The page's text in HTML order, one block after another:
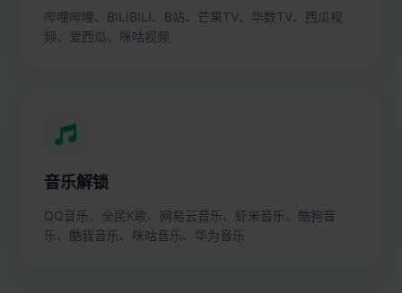
哔哩哔哩、BILIBILI、B站、芒果TV、华数TV、西瓜视
频、爱西瓜、咪咕视频
音乐解锁
QQ音乐、全民K歌、网易云音乐、虾米音乐、酷狗音
乐、酷我音乐、咪咕音乐、华为音乐